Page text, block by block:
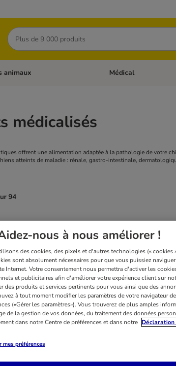
Rechercher
les catégories: Chats
animaux Dérouler les
Médical
médicalisés
offrent une alimentation adaptée à la pathologie de votre
atteints de maladie : rénale, gastro-intestinale,
94
nous à nous améliorer !
des cookies, des pixels et d'autres technologies (« cookies
sont absolument nécessaires pour que vous puissiez
Internet. Votre consentement nous permettra d'activer les
et publicitaires afin d'améliorer votre expérience client sur
des produits et services pertinents pour vous ainsi que des
à tout moment modifier les paramètres de votre navigateur
(«Gérer les paramètres»). Vous trouverez de plus amples
de la gestion de vos données, du traitement des données
dans notre Centre de préférences et dans notre
mes préférences